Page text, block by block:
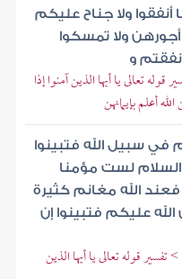
ولا جناح عليكم
ولا تمسكوا
و
تعالى يا أيها الذين آمنوا إذا
أعلم بإيمانهن
في سبيل الله فتبينوا
السلام لست مؤمنا
فعند الله مغانم كثيرة
عليكم فتبينوا إن
قوله تعالى يا أيها الذين